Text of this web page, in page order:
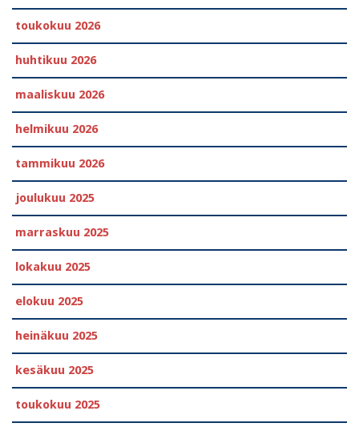
toukokuu 2026
huhtikuu 2026
maaliskuu 2026
helmikuu 2026
tammikuu 2026
joulukuu 2025
marraskuu 2025
lokakuu 2025
elokuu 2025
heinäkuu 2025
kesäkuu 2025
toukokuu 2025